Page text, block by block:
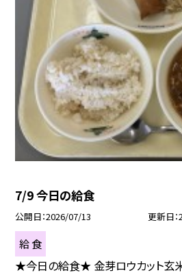
7/9 今日の給食
公開日 2026/07/13 更新日
給 食
★今日の給食★ 金芽ロウカット玄